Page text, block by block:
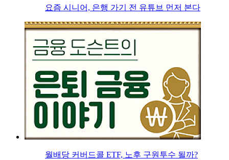
요즘 시니어, 은행 가기 전 유튜브 먼저 본다
월배당 커버드콜 ETF, 노후 구원투수 될까?